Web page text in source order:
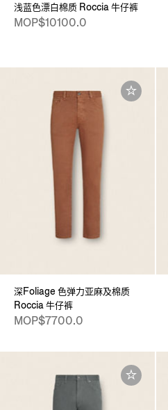
浅蓝色漂白棉质 Roccia 牛仔裤
MOP$10100.0
深Foliage 色弹力亚麻及棉质
Roccia 牛仔裤
MOP$7700.0